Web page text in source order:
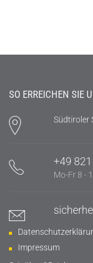
SO ERREICHEN SIE
Südtiroler
+49
Mo-Fr 8 -
Impressum